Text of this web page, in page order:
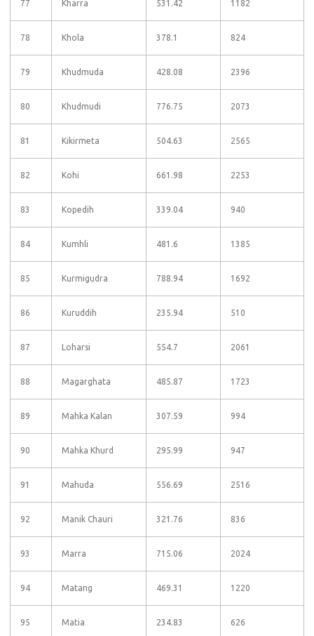
77 Kharra 531.42 1182
78 Khola 378.1 824
79 Khudmuda 428.08 2396
80 Khudmudi 776.75 2073
81 Kikirmeta 504.63 2565
82 Kohi 661.98 2253
83 Kopedih 339.04 940
84 Kumhli 481.6 1385
85 Kurmigudra 788.94 1692
86 Kuruddih 235.94 510
87 Loharsi 554.7 2061
88 Magarghata 485.87 1723
89 Mahka Kalan 307.59 994
90 Mahka Khurd 295.99 947
91 Mahuda 556.69 2516
92 Manik Chauri 321.76 836
93 Marra 715.06 2024
94 Matang 469.31 1220
95 Matia 234.83 626